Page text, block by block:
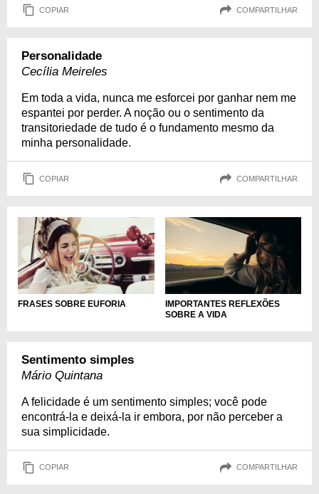
COPIAR COMPARTILHAR
Personalidade
Cecília Meireles
Em toda a vida, nunca me esforcei por ganhar nem me
espantei por perder. A noção ou o sentimento da
transitoriedade de tudo é o fundamento mesmo da
minha personalidade.
COPIAR COMPARTILHAR
FRASES SOBRE EUFORIA
IMPORTANTES REFLEXÕES
SOBRE A VIDA
Sentimento simples
Mário Quintana
A felicidade é um sentimento simples; você pode
encontrá-la e deixá-la ir embora, por não perceber a
sua simplicidade.
COPIAR COMPARTILHAR